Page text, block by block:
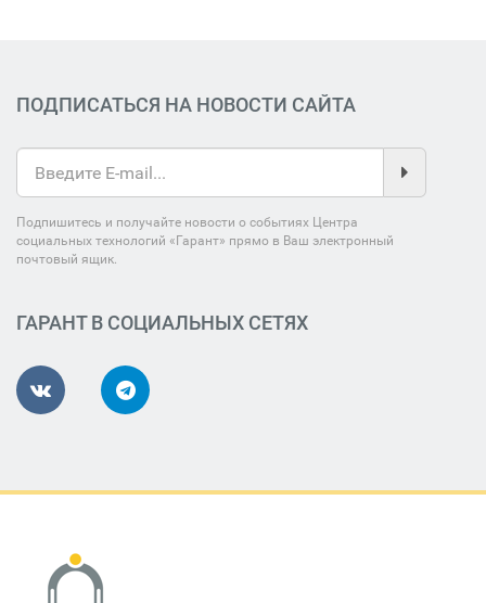
ПОДПИСАТЬСЯ НА НОВОСТИ САЙТА
Подпишитесь и получайте новости о событиях Центра
социальных технологий «Гарант» прямо в Ваш электронный
почтовый ящик.
ГАРАНТ В СОЦИАЛЬНЫХ СЕТЯХ